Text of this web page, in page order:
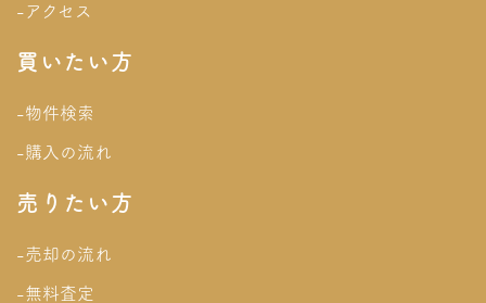
-アクセス
買いたい方
-物件検索
-購入の流れ
売りたい方
-売却の流れ
-無料査定